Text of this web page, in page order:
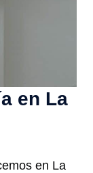
en La
en La